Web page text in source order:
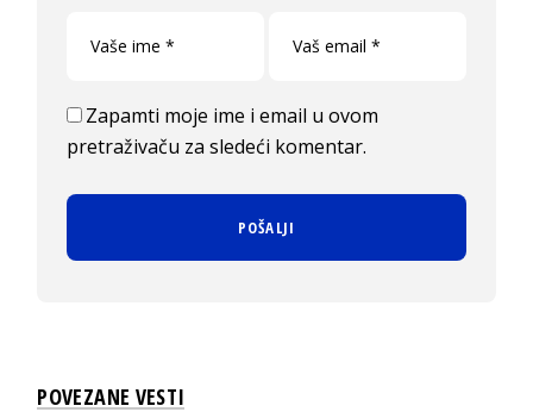
Zapamti moje ime i email u ovom
pretraživaču za sledeći komentar.
POVEZANE VESTI